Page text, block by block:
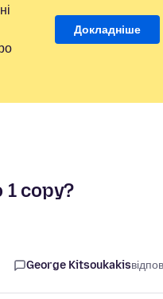
Докладніше
copy?
George Kitsoukakis